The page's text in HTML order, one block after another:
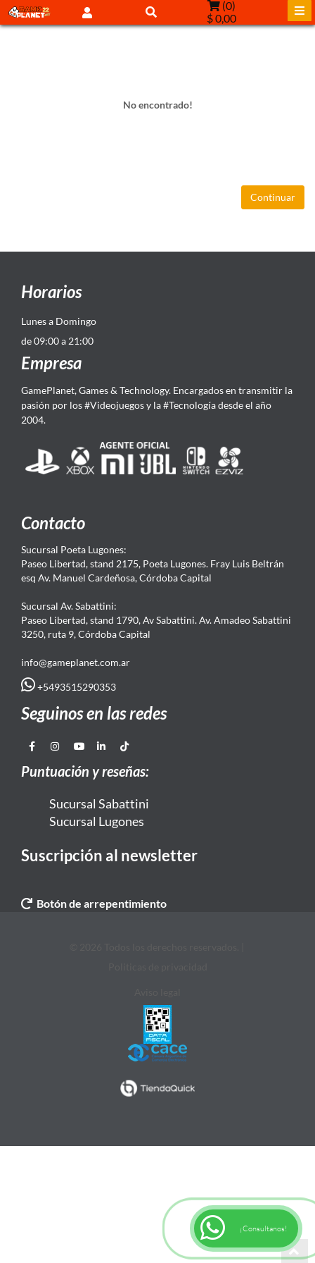
(0)
$ 0,00
No encontrado!
Continuar
Horarios
Lunes a Domingo
de 09:00 a 21:00
Empresa
GamePlanet, Games & Technology. Encargados en transmitir la
pasión por los #Videojuegos y la #Tecnología desde el año
2004.
Contacto
Sucursal Poeta Lugones:
Paseo Libertad, stand 2175, Poeta Lugones. Fray Luis Beltrán
esq Av. Manuel Cardeñosa, Córdoba Capital
Sucursal Av. Sabattini:
Paseo Libertad, stand 1790, Av Sabattini. Av. Amadeo Sabattini
3250, ruta 9, Córdoba Capital
info@gameplanet.com.ar
+5493515290353
Seguinos en las redes
Puntuación y reseñas:
Sucursal Sabattini
Sucursal Lugones
Suscripción al newsletter
Botón de arrepentimiento
¡Consultanos!